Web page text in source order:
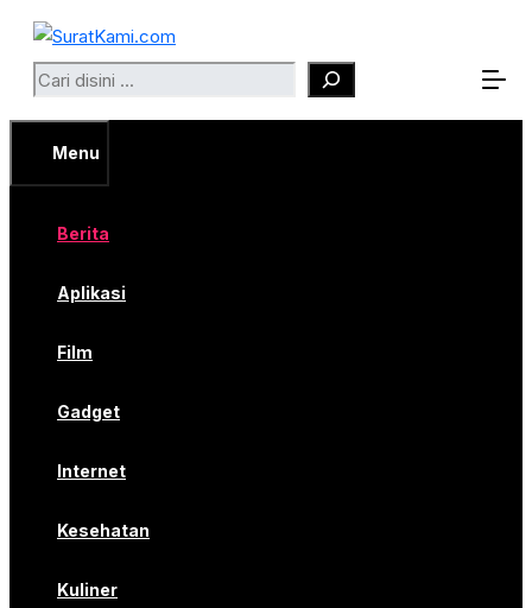
Langsung
Search
Menu
Berita
Aplikasi
Film
Gadget
Internet
Kesehatan
Kuliner